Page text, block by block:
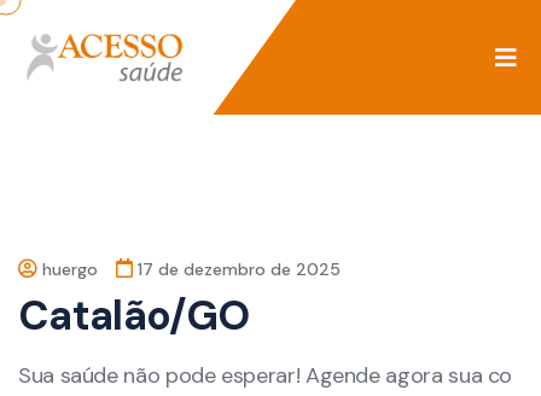
huergo 17 de dezembro de 2025
Catalão/GO
Sua saúde não pode esperar! Agende agora sua co